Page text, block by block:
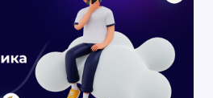
могут работать с разными
из партнерки.